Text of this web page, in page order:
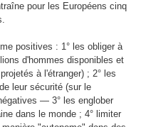
pour les Européens cinq
positives : 1° les obliger à
d'hommes disponibles et
à l'étranger) ; 2° les
leur sécurité (sur le
— 3° les englober
dans le monde ; 4° limiter